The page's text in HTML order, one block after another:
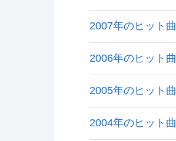
2007年のヒット曲
2006年のヒット曲
2005年のヒット曲
2004年のヒット曲